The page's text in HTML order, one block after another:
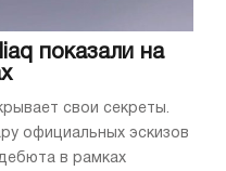
показали на
свои секреты.
официальных эскизов
в рамках